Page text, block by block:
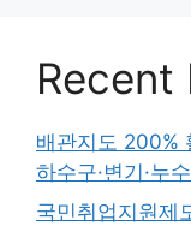
Recent
배관지도 200%
하수구·변기·누
국민취업지원제